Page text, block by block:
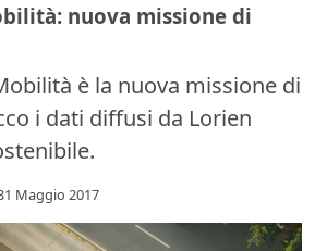
nuova missione di
è la nuova missione di
i dati diffusi da Lorien
Maggio 2017